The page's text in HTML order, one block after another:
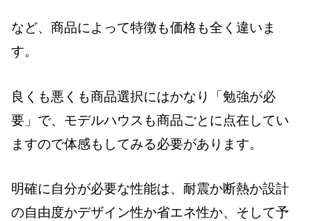
など、商品によって特徴も価格も全く違いま
す。
良くも悪くも商品選択にはかなり「勉強が必
要」で、モデルハウスも商品ごとに点在してい
ますので体感もしてみる必要があります。
明確に自分が必要な性能は、耐震か断熱か設計
の自由度かデザイン性か省エネ性か、そして予